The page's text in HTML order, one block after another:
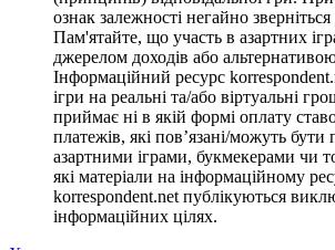
ознак залежності негайно зверніться
Пам'ятайте, що участь в азартних
джерелом доходів або
Інформаційний ресурс
ігри на реальні та/або віртуальні
приймає ні в якій формі оплату
платежів, які пов’язані/можуть бути
азартними іграми, букмекерами чи
які матеріали на інформаційному
korrespondent.net публікуються
інформаційних цілях.